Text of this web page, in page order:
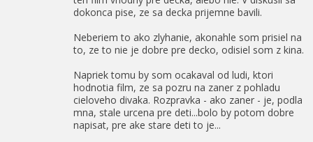
dokonca pise, ze sa decka prijemne bavili.
Neberiem to ako zlyhanie, akonahle som prisiel na
to, ze to nie je dobre pre decko, odisiel som z kina.
Napriek tomu by som ocakaval od ludi, ktori
hodnotia film, ze sa pozru na zaner z pohladu
cieloveho divaka. Rozpravka - ako zaner - je, podla
mna, stale urcena pre deti...bolo by potom dobre
napisat, pre ake stare deti to je...